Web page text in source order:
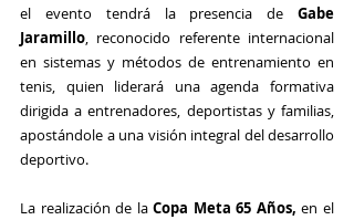
el evento tendrá la presencia de Gabe
Jaramillo, reconocido referente internacional
en sistemas y métodos de entrenamiento en
tenis, quien liderará una agenda formativa
dirigida a entrenadores, deportistas y familias,
apostándole a una visión integral del desarrollo
deportivo.
La realización de la Copa Meta 65 Años, en el